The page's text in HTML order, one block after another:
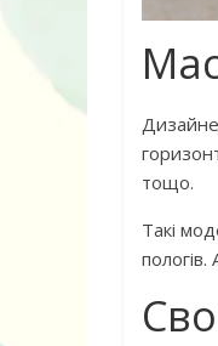
тощо.
Такі